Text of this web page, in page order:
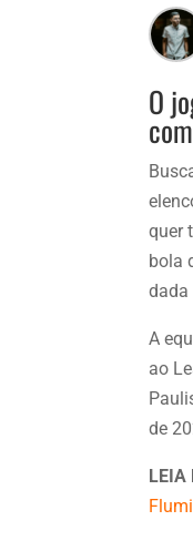
O
quer
bola
dada
A
ao
de
LEIA